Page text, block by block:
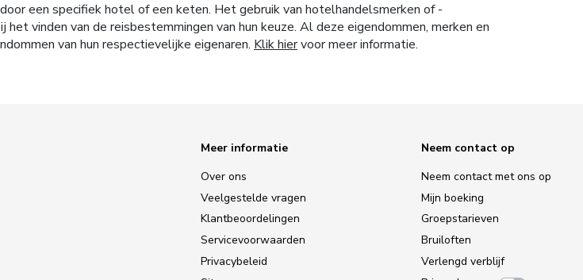
een specifiek hotel of een keten. Het gebruik van hotelhandelsmerken of -
vinden van de reisbestemmingen van hun keuze. Al deze eigendommen, merken en
van hun respectievelijke eigenaren. Klik hiervoor meer informatie.
Meer informatie
Over ons
Veelgestelde vragen
Klantbeoordelingen
Servicevoorwaarden
Privacybeleid
Neem contact op
Neem contact met ons op
Mijn boeking
Groepstarieven
Bruiloften
Verlengd verblijf